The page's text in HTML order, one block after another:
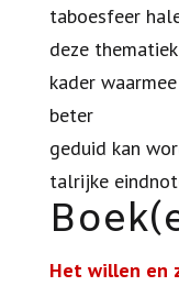
taboesfeer
deze
kader
beter
geduid kan
talrijke
Het willen en